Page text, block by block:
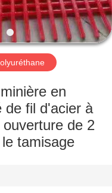
en
de fil d'acier à
de 2
tamisage